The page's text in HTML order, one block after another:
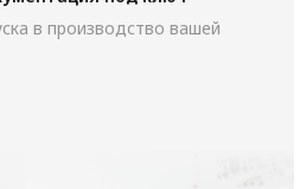
в производство вашей